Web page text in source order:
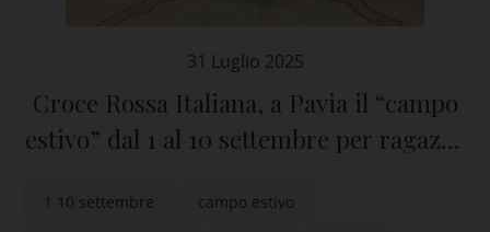
31 Luglio 2025
Croce Rossa Italiana, a Pavia il “campo
estivo” dal 1 al 10 settembre per ragazze
1 10 settembre campo estivo